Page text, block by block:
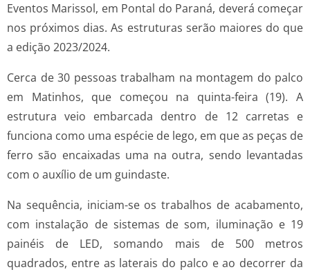
Eventos Marissol, em Pontal do Paraná, deverá começar
nos próximos dias. As estruturas serão maiores do que
a edição 2023/2024.
Cerca de 30 pessoas trabalham na montagem do palco
em Matinhos, que começou na quinta-feira (19). A
estrutura veio embarcada dentro de 12 carretas e
funciona como uma espécie de lego, em que as peças de
ferro são encaixadas uma na outra, sendo levantadas
com o auxílio de um guindaste.
Na sequência, iniciam-se os trabalhos de acabamento,
com instalação de sistemas de som, iluminação e 19
painéis de LED, somando mais de 500 metros
quadrados, entre as laterais do palco e ao decorrer da